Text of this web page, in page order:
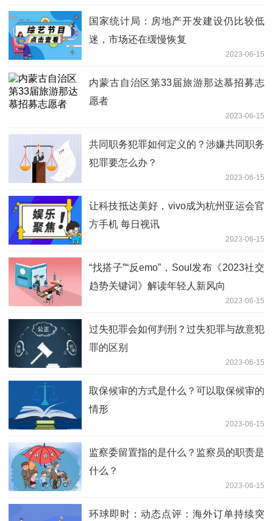
国家统计局：房地产开发建设仍比较低
迷，市场还在缓慢恢复
2023-06-15
内蒙古自治区第33届旅游那达慕招募志
愿者
2023-06-15
共同职务犯罪如何定义的？涉嫌共同职务
犯罪要怎么办？
2023-06-15
让科技抵达美好，vivo成为杭州亚运会官
方手机 每日视讯
2023-06-15
“找搭子”“反emo”，Soul发布《2023社交
趋势关键词》解读年轻人新风向
2023-06-15
过失犯罪会如何判刑？过失犯罪与故意犯
罪的区别
2023-06-15
取保候审的方式是什么？可以取保候审的
情形
2023-06-15
监察委留置指的是什么？监察员的职责是
什么？
2023-06-15
环球即时：动态点评：海外订单持续突